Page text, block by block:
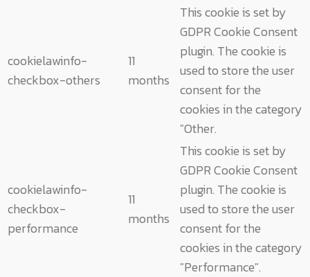
cookielawinfo-
checkbox-others
11
months
This cookie is set by
GDPR Cookie Consent
plugin. The cookie is
used to store the user
consent for the
cookies in the category
"Other.
cookielawinfo-
checkbox-
performance
11
months
This cookie is set by
GDPR Cookie Consent
plugin. The cookie is
used to store the user
consent for the
cookies in the category
"Performance".